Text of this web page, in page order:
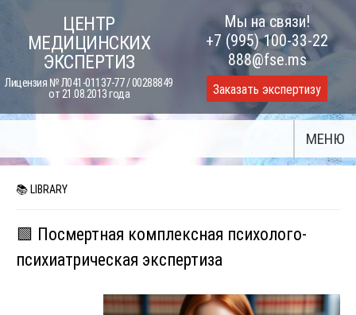
content
ЦЕНТР
МЕДИЦИНСКИХ
ЭКСПЕРТИЗ
Лицензия № Л041-01137-77 / 00288849
от 21.08.2013 года
Мы на связи!
+7 (995) 100-33-22
888@fse.ms
Заказать экспертизу
МЕНЮ
📚 LIBRARY
🟩 Посмертная комплексная психолого-
психиатрическая экспертиза